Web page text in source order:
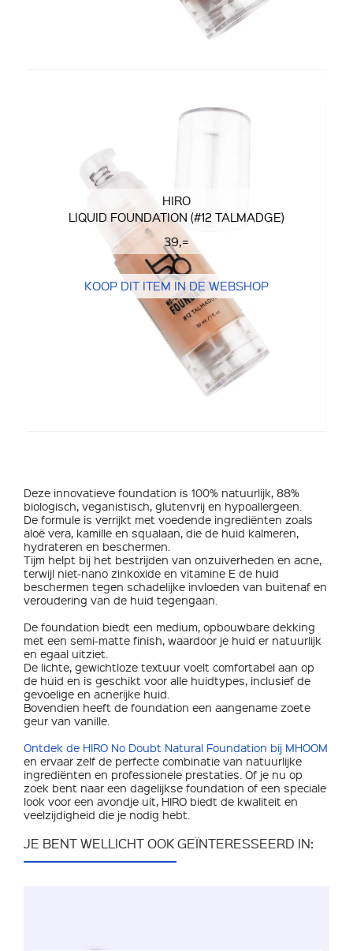
HIRO
LIQUID FOUNDATION (#12 TALMADGE)
39,=
KOOP DIT ITEM IN DE WEBSHOP
Deze innovatieve foundation is 100% natuurlijk, 88%
biologisch, veganistisch, glutenvrij en hypoallergeen.
De formule is verrijkt met voedende ingrediënten zoals
aloë vera, kamille en squalaan, die de huid kalmeren,
hydrateren en beschermen.
Tijm helpt bij het bestrijden van onzuiverheden en acne,
terwijl niet-nano zinkoxide en vitamine E de huid
beschermen tegen schadelijke invloeden van buitenaf en
veroudering van de huid tegengaan.
De foundation biedt een medium, opbouwbare dekking
met een semi-matte finish, waardoor je huid er natuurlijk
en egaal uitziet.
De lichte, gewichtloze textuur voelt comfortabel aan op
de huid en is geschikt voor alle huidtypes, inclusief de
gevoelige en acnerijke huid.
Bovendien heeft de foundation een aangename zoete
geur van vanille.
Ontdek de HIRO No Doubt Natural Foundation bij MHOOM
en ervaar zelf de perfecte combinatie van natuurlijke
ingrediënten en professionele prestaties. Of je nu op
zoek bent naar een dagelijkse foundation of een speciale
look voor een avondje uit, HIRO biedt de kwaliteit en
veelzijdigheid die je nodig hebt.
JE BENT WELLICHT OOK GEÏNTERESSEERD IN: